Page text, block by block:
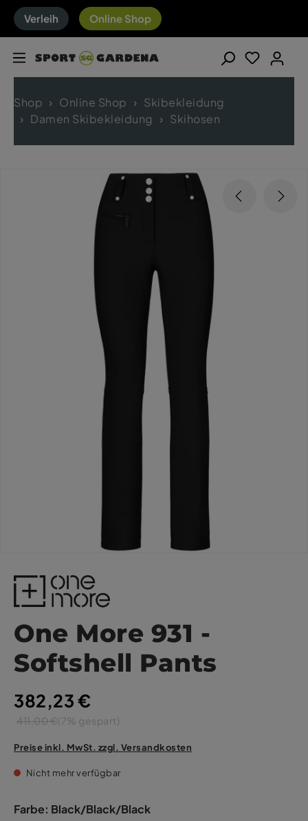
Verleih Online Shop
Shop Online Shop
Skibekleidung
Damen Skibekleidung
Skihosen
One More 931 -
Softshell Pants
382,23 €
411,00 €(7% gespart)
Preise inkl. MwSt. zzgl. Versandkosten
Nicht mehr verfügbar
Farbe: Black/Black/Black